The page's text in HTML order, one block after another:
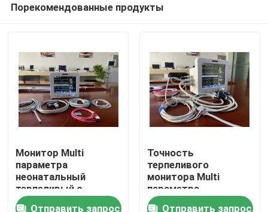
Продукты
Видео
Порекомендованные продукты
Монитор Multi
параметра
неонатальный
терпеливый с
измерением Temp
Отправить запрос
Точность
терпеливого
монитора Multi
параметра
неонатальная
Отправить запрос